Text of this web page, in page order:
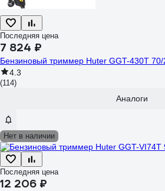
Последняя цена
7 824 ₽
Бензиновый триммер Huter GGT-430T 70/
4.3
(114)
Аналоги
Нет в наличии
Последняя цена
12 206 ₽